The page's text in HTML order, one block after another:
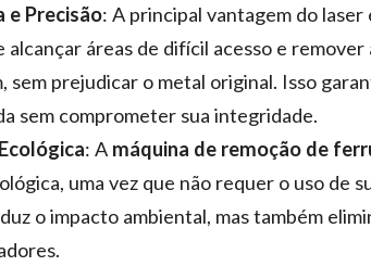
e Precisão: A principal vantagem do laser
alcançar áreas de difícil acesso e remover
sem prejudicar o metal original. Isso
sem comprometer sua integridade.
: A máquina de remoção de
uma vez que não requer o uso de
o impacto ambiental, mas também